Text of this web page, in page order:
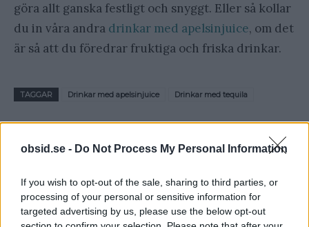
obsid.se - Do Not Process My Personal Information
If you wish to opt-out of the sale, sharing to third parties, or
processing of your personal or sensitive information for
targeted advertising by us, please use the below opt-out
göra allt ganska festligt och snyggt. Eller så kollar
du in våra andra drinkar med apelsinjuice, om det
är så att du föredrar fruktiga och friska drinkar.
TAGGAR Drinkar med apelsinjuice Drinkar med tequila